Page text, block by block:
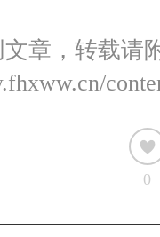
文章，转载请
0